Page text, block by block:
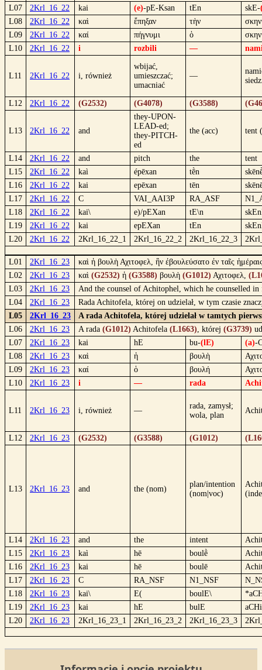
L07
2Krl_16_22 kai (e)-pE-Ksan tEn skE-
L08
2Krl_16_22 καὶ ἔπηξαν τὴν
L09
2Krl_16_22 καί πήγνυμι ὁ
L10
2Krl_16_22 i rozbili —
L11 2Krl_16_22 i, również
wbijać,
umieszczać;
umacniać
—
L12 2Krl_16_22 (G2532) (G4078) (G3588)
L13 2Krl_16_22 and
they-UPON-
LEAD-ed;
they-PITCH-
ed
the (acc) tent
L14 2Krl_16_22 and pitch the
tent
L15
2Krl_16_22 kaì épēxan tḕn
L16
2Krl_16_22 kai epēxan tēn
L17
2Krl_16_22 C VAI_AAI3P RA_ASF
L18
2Krl_16_22 kai\ e)/pEXan tE\n
L19
2Krl_16_22 kai epEXan tEn
L20
2Krl_16_22 2Krl_16_22_1 2Krl_16_22_2 2Krl_16_22_3
L01 2Krl_16_23
καὶ ἡ βουλὴ Αχιτοφελ, ἣν ἐβουλεύσατο ἐν ταῖς
L02
2Krl_16_23 καὶ (G2532) ἡ (G3588) βουλὴ (G1012) Αχιτοφελ,
L03
2Krl_16_23
And the counsel of Achitophel, which he counselled
L04
2Krl_16_23
Rada Achitofela, której on udzielał, w tym czasie
L05
2Krl_16_23
A rada Achitofela, której udzielał w tamtych
L06
2Krl_16_23 A rada (G1012) Achitofela (L1663), której (G3739)
L07
2Krl_16_23 kai hE bu-(lE) (a)-
L08
2Krl_16_23 καὶ ἡ βουλὴ
L09
2Krl_16_23 καί ὁ βουλή
L10
2Krl_16_23 i — rada
L11 2Krl_16_23 i, również —
rada, zamysł;
wola, plan
L12 2Krl_16_23 (G2532) (G3588) (G1012)
L13 2Krl_16_23 and the (nom)
plan/intention
(nom|voc)
L14 2Krl_16_23 and the intent
L15
2Krl_16_23 kaì hē boulḕ
L16
2Krl_16_23 kai hē boulē
L17
2Krl_16_23 C RA_NSF N1_NSF
L18
2Krl_16_23 kai\ E( boulE\
L19
2Krl_16_23 kai hE bulE
L20
2Krl_16_23 2Krl_16_23_1 2Krl_16_23_2 2Krl_16_23_3